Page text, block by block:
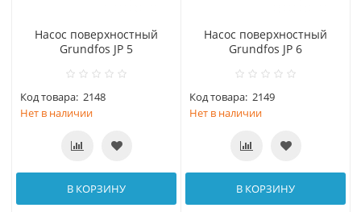
Насос поверхностный
Grundfos JP 5
Код товара: 2148
Нет в наличии
В КОРЗИНУ
Насос поверхностный
Grundfos JP 6
Код товара: 2149
Нет в наличии
В КОРЗИНУ